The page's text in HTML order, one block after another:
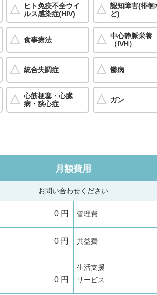
ヒト免疫不全ウイ
ルス感染症(HIV)
認知障害(徘徊
ど)
食事療法
中心静脈栄養
（IVH）
統合失調症 鬱病
心筋梗塞・心臓
病・狭心症
ガン
月額費用
お問い合わせください
0 円 管理費
0 円 共益費
0 円
生活支援
サービス